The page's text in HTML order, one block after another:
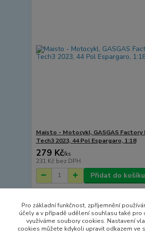
Maisto - Motocykl, GASGAS Factory
Tech3 2023, 44 Pol Espargaro, 1:18
279 Kč/ks
231 Kč bez DPH
Přidat do košíku
Načíst další produkty (10)
strana z 2další
Pro základní funkčnost, zpříjemnění
účely a v případě udělení souhlasu také pro
využíváme soubory cookies. Nastavení
cookies můžete kdykoli upravit odkazem ve